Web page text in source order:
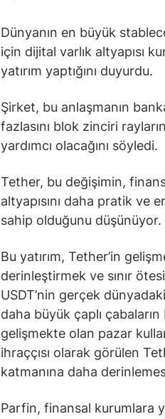
Dünyanın en büyük
için dijital varlık altyapısı
yatırım yaptığını duyurdu.
Şirket, bu anlaşmanın
fazlasını blok zinciri
yardımcı olacağını söyledi.
Tether, bu değişimin,
altyapısını daha pratik ve
sahip olduğunu düşünüyor.
Bu yatırım, Tether’in
derinleştirmek ve sınır
USDT’nin gerçek
daha büyük çaplı
gelişmekte olan pazar
ihraççısı olarak görülen
katmanına daha
Parfin, finansal kurumlara